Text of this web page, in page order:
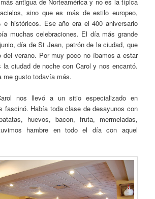
sino que es más de estilo europeo,
e históricos. Ese año era el 400 aniversario
muchas celebraciones. El día más grande
día de St Jean, patrón de la ciudad, que
del verano. Por muy poco no íbamos a estar
ciudad de noche con Carol y nos encantó.
me gusto todavía más.
nos llevó a un sitio especializado en
fascinó. Había toda clase de desayunos con
huevos, bacon, fruta, mermeladas,
hambre en todo el día con aquel